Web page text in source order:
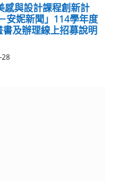
感與設計課程創新計
安妮新聞」114學年度
及辦理線上招募說明